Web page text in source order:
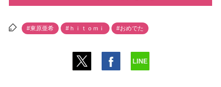
#東原亜希 #ｈｉｔｏｍｉ #おめでた